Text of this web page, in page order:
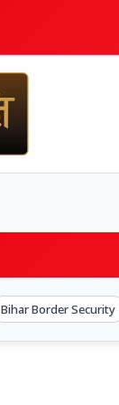
Bihar Border Security